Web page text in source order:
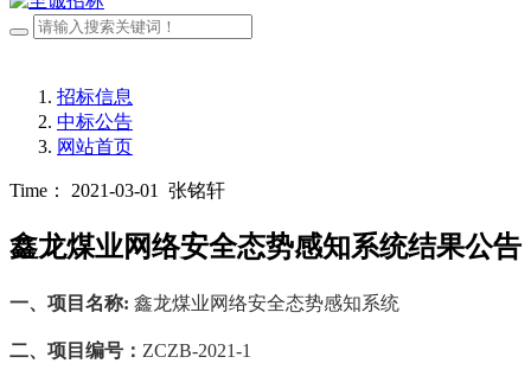
招标信息
中标公告
网站首页
Time： 2021-03-01 张铭轩
鑫龙煤业网络安全态势感知系统结果公告
一、 项目名称: 鑫龙煤业网络安全态势感知系统
二、项目编号 ： ZCZB-2021-1